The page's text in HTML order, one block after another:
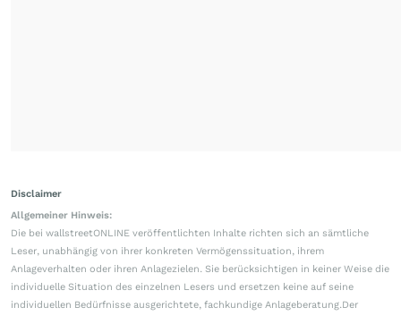
Disclaimer
Allgemeiner Hinweis:
Die bei wallstreetONLINE veröffentlichten Inhalte richten sich an sämtliche
Leser, unabhängig von ihrer konkreten Vermögenssituation, ihrem
Anlageverhalten oder ihren Anlagezielen. Sie berücksichtigen in keiner Weise die
individuelle Situation des einzelnen Lesers und ersetzen keine auf seine
individuellen Bedürfnisse ausgerichtete, fachkundige Anlageberatung.Der